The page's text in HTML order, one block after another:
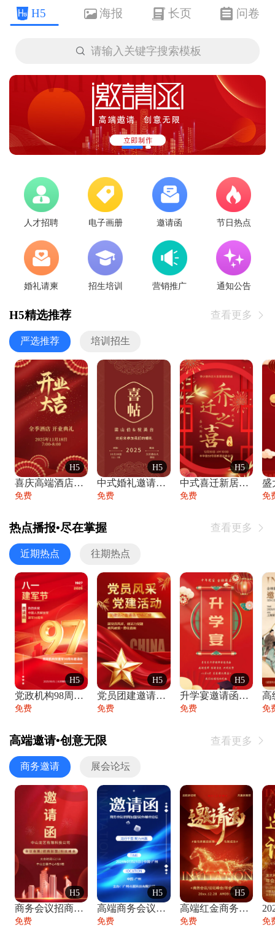
H5 海报 长页 问卷
 请输入关键字搜索模板
人才招聘 电子画册 邀请函 节日热点
婚礼请柬 招生培训 营销推广 通知公告
H5精选推荐 查看更多 
严选推荐 培训招生
H5
喜庆高端酒店开业大吉邀请函
免费
H5
中式婚礼邀请函中国风传统复古婚礼请柬请帖
免费
H5
中式喜迁新居乔迁之喜邀请函宴会请帖
免费 免
热点播报•尽在掌握 查看更多 
近期热点 往期热点
H5
党政机构98周年八一建军节庆祝晚会活动邀
免费
H5
党员团建邀请函党建活动风采党会工作汇报总
免费
H5
升学宴邀请函喜报金榜题名高端谢师宴邀请函
免费 免
高端邀请•创意无限 查看更多 
商务邀请 展会论坛
H5
商务会议招商展会科技峰会邀请函年会邀请
免费
H5
高端商务会议招商加盟展会峰会论坛邀请函
免费
H5
高端红金商务会议年会年终盛典答谢邀请函
免费 免